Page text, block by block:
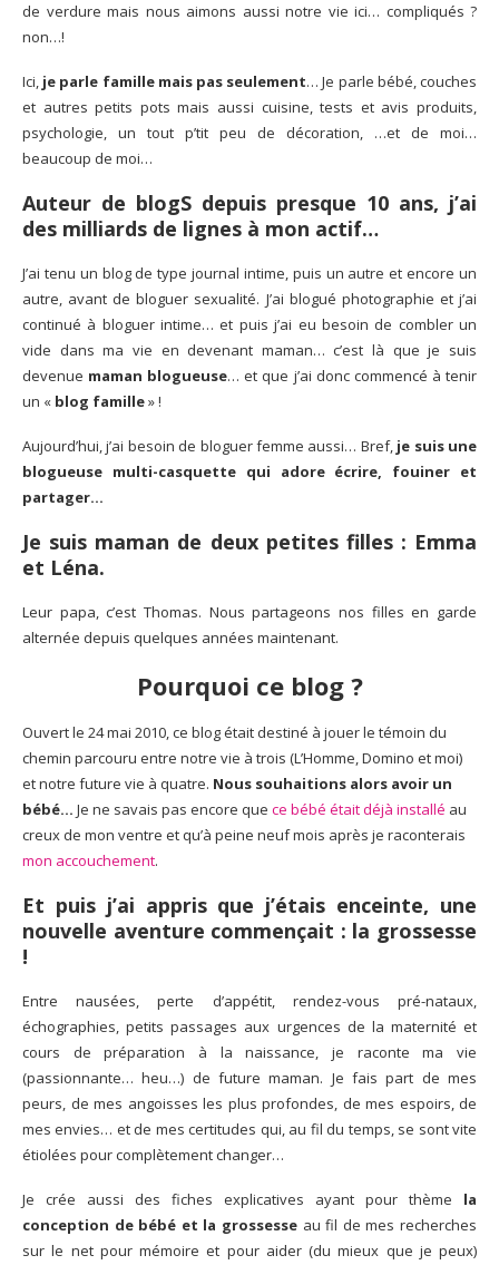
de verdure mais nous aimons aussi notre vie ici… compliqués ?
non…!
Ici, je parle famille mais pas seulement… Je parle bébé, couches
et autres petits pots mais aussi cuisine, tests et avis produits,
psychologie, un tout p’tit peu de décoration, …et de moi…
beaucoup de moi…
Auteur de blogS depuis presque 10 ans, j’ai
des milliards de lignes à mon actif…
J’ai tenu un blog de type journal intime, puis un autre et encore un
autre, avant de bloguer sexualité. J’ai blogué photographie et j’ai
continué à bloguer intime… et puis j’ai eu besoin de combler un
vide dans ma vie en devenant maman… c’est là que je suis
devenue maman blogueuse… et que j’ai donc commencé à tenir
un « blog famille» !
Aujourd’hui, j’ai besoin de bloguer femme aussi… Bref, je suis une
blogueuse multi-casquette qui adore écrire, fouiner et
partager…
Je suis maman de deux petites filles: Emma
et Léna.
Leur papa, c’est Thomas. Nous partageons nos filles en garde
alternée depuis quelques années maintenant.
Pourquoi ce blog ?
Ouvert le 24 mai 2010, ce blog était destiné à jouer le témoin du
chemin parcouru entre notre vie à trois (L’Homme, Domino et moi)
et notre future vie à quatre. Nous souhaitions alors avoir un
bébé… Je ne savais pas encore que ce bébé était déjà installé au
creux de mon ventre et qu’à peine neuf mois après je raconterais
mon accouchement.
Et puis j’ai appris que j’étais enceinte, une
nouvelle aventure commençait : la grossesse
!
Entre nausées, perte d’appétit, rendez-vous pré-nataux,
échographies, petits passages aux urgences de la maternité et
cours de préparation à la naissance, je raconte ma vie
(passionnante… heu…) de future maman. Je fais part de mes
peurs, de mes angoisses les plus profondes, de mes espoirs, de
mes envies… et de mes certitudes qui, au fil du temps, se sont vite
étiolées pour complètement changer…
Je crée aussi des fiches explicatives ayant pour thème la
conception de bébé et la grossesse au fil de mes recherches
sur le net pour mémoire et pour aider (du mieux que je peux)